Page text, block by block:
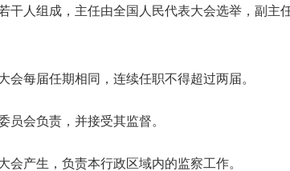
人组成，主任由全国人民代表大会选举，副主
每届任期相同，连续任职不得超过两届。
会负责，并接受其监督。
生，负责本行政区域内的监察工作。